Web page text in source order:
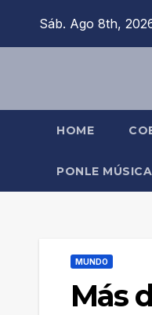
Sáb. Ago 8th,
HOME
PONLE
MUNDO
Más